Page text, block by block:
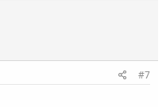
#7